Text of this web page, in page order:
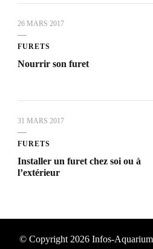
26 MARS 2017
FURETS
Nourrir son furet
31 MARS 2017
FURETS
Installer un furet chez soi ou à
l’extérieur
© Copyright 2026 Infos-